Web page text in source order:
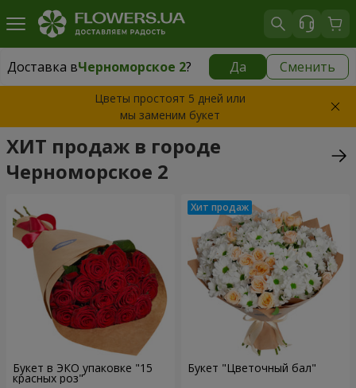
Доставка вЧерноморское 2? Да Сменить
Доставка вЧерноморское 2| бесплатно
Цветы простоят 5 дней или
мы заменим букет
ХИТ продаж в городе
Черноморское 2
Букет в ЭКО упаковке "15
красных роз"
Букет "Цветочный бал"